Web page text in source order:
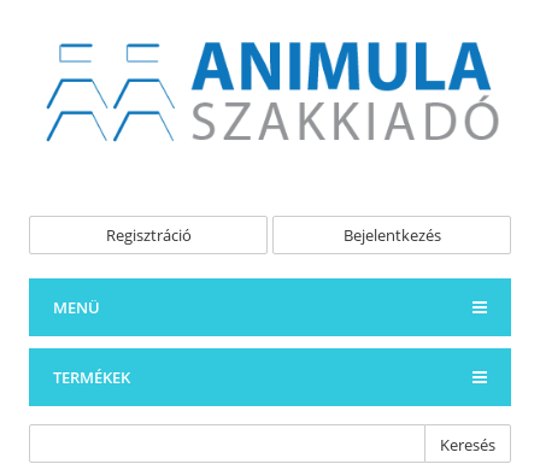
Regisztráció Bejelentkezés
MENÜ
TERMÉKEK
Keresés